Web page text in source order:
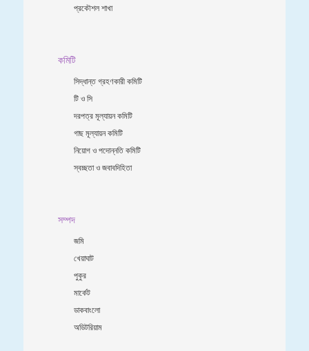
প্রকৌশল শাখা
কমিটি
সিদ্ধান্ত গ্রহণকারী কমিটি
টি ও সি
দরপত্র মূল্যায়ন কমিটি
গাছ মূল্যায়ন কমিটি
নিয়োগ ও পদোন্নতি কমিটি
স্বচ্ছতা ও জবাবদিহিতা
সম্পদ
জমি
খেয়াঘাট
পুকুর
মার্কেট
ডাকবাংলো
অডিটরিয়াম